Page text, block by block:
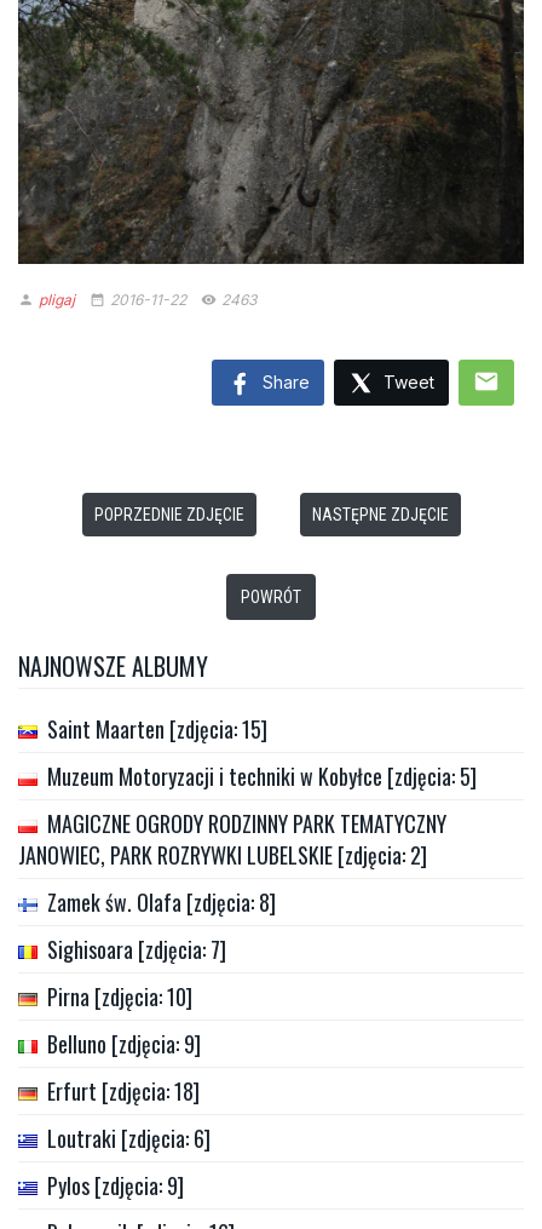
person pligaj date_range 2016-11-22 remove_red_eye 2463
Share Tweet mail
POPRZEDNIE ZDJĘCIE NASTĘPNE ZDJĘCIE
POWRÓT
NAJNOWSZE ALBUMY
Saint Maarten [zdjęcia: 15]
Muzeum Motoryzacji i techniki w Kobyłce [zdjęcia: 5]
MAGICZNE OGRODY RODZINNY PARK TEMATYCZNY
JANOWIEC, PARK ROZRYWKI LUBELSKIE [zdjęcia: 2]
Zamek św. Olafa [zdjęcia: 8]
Sighisoara [zdjęcia: 7]
Pirna [zdjęcia: 10]
Belluno [zdjęcia: 9]
Erfurt [zdjęcia: 18]
Loutraki [zdjęcia: 6]
Pylos [zdjęcia: 9]